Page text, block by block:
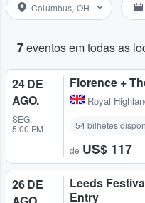
Columbus, OH
7eventos em todas as
24 DE
AGO.
SEG.
5:00 PM
Florence +
Royal
54 bilhetes
de US$ 117
26 DE
Leeds
Entry